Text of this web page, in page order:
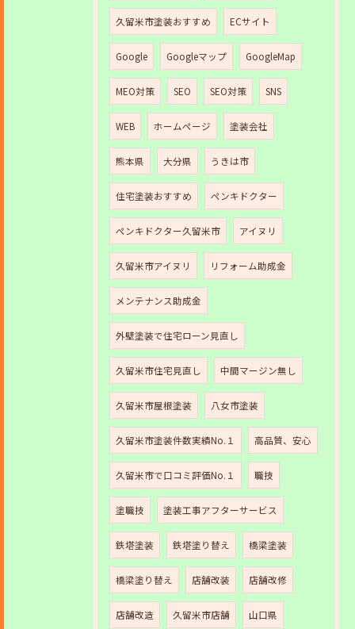
久留米市塗装おすすめ ECサイト
Google Googleマップ GoogleMap
MEO対策 SEO SEO対策 SNS
WEB ホームページ 塗装会社
熊本県 大分県 うきは市
住宅塗装おすすめ ペンキドクター
ペンキドクター久留米市 アイヌリ
久留米市アイヌリ リフォーム助成金
メンテナンス助成金
外壁塗装で住宅ローン見直し
久留米市住宅見直し 中間マージン無し
久留米市屋根塗装 八女市塗装
久留米市塗装件数実績No.１ 高品質、安心
久留米市で口コミ評価No.１ 職技
塗職技 塗装工事アフターサービス
鉄塔塗装 鉄塔塗り替え 橋梁塗装
橋梁塗り替え 店舗改装 店舗改修
店舗改造 久留米市店舗 山口県